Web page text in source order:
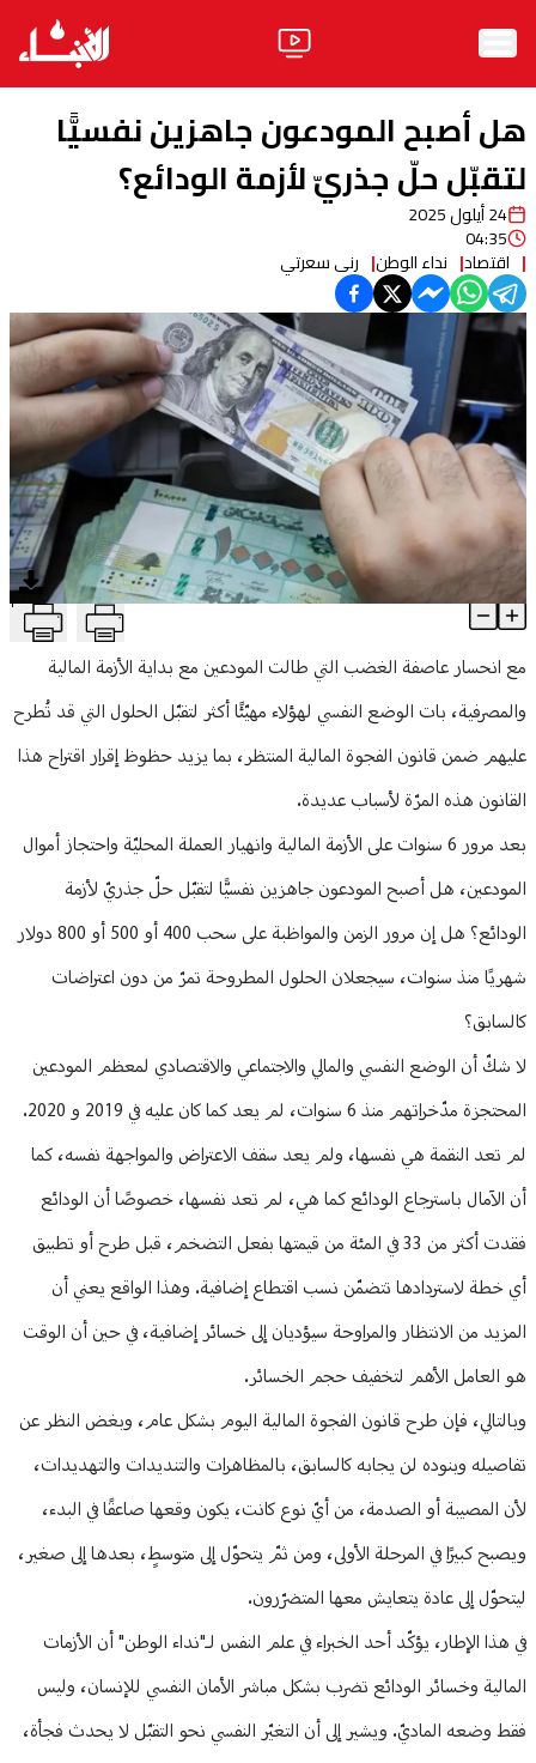
الرئيسية
الأخبار
ثقافة ومجتمع
منوعات
آراء
فيديو
مواقف
وليد جنبلاطالحزب
ابحث
هل أصبح المودعون جاهزين نفسيًّا
لتقبّل حلّ جذريّ لأزمة الودائع؟
24 أيلول 2025
04:35
اقتصاد نداء الوطن رنى سعرتي
هل أصبح المودعون جاهزين نفسيًّا لتقبّل حلّ جذريّ لأزمة الودائع؟ T
Article Content
مع انحسار عاصفة الغضب التي طالت المودعين مع بداية الأزمة المالية
والمصرفية، بات الوضع النفسي لهؤلاء مهيّئًا أكثر لتقبّل الحلول التي قد تُطرح
عليهم ضمن قانون الفجوة المالية المنتظر، بما يزيد حظوظ إقرار اقتراح هذا
القانون هذه المرّة لأسباب عديدة.
بعد مرور 6 سنوات على الأزمة المالية وانهيار العملة المحليّة واحتجاز أموال
المودعين، هل أصبح المودعون جاهزين نفسيًّا لتقبّل حلّ جذريّ لأزمة
الودائع؟ هل إن مرور الزمن والمواظبة على سحب 400 أو 500 أو 800 دولار
شهريًا منذ سنوات، سيجعلان الحلول المطروحة تمرّ من دون اعتراضات
كالسابق؟
لا شكّ أن الوضع النفسي والمالي والاجتماعي والاقتصادي لمعظم المودعين
المحتجزة مدّخراتهم منذ 6 سنوات، لم يعد كما كان عليه في 2019 و 2020.
لم تعد النقمة هي نفسها، ولم يعد سقف الاعتراض والمواجهة نفسه، كما
أن الآمال باسترجاع الودائع كما هي، لم تعد نفسها، خصوصًا أن الودائع
فقدت أكثر من 33 في المئة من قيمتها بفعل التضخم، قبل طرح أو تطبيق
أي خطة لاستردادها تتضمّن نسب اقتطاع إضافية. وهذا الواقع يعني أن
المزيد من الانتظار والمراوحة سيؤديان إلى خسائر إضافية، في حين أن الوقت
هو العامل الأهم لتخفيف حجم الخسائر.
وبالتالي، فإن طرح قانون الفجوة المالية اليوم بشكل عام، وبغض النظر عن
تفاصيله وبنوده لن يجابه كالسابق، بالمظاهرات والتنديدات والتهديدات،
لأن المصيبة أو الصدمة، من أيّ نوع كانت، يكون وقعها صاعقًا في البدء،
ويصبح كبيرًا في المرحلة الأولى، ومن ثمّ يتحوّل إلى متوسطٍ، بعدها إلى صغير،
ليتحوّل إلى عادة يتعايش معها المتضرّرون.
في هذا الإطار، يؤكّد أحد الخبراء في علم النفس لـ"نداء الوطن" أن الأزمات
المالية وخسائر الودائع تضرب بشكل مباشر الأمان النفسي للإنسان، وليس
فقط وضعه الماديّ. ويشير إلى أن التغيّر النفسي نحو التقبّل لا يحدث فجأة،